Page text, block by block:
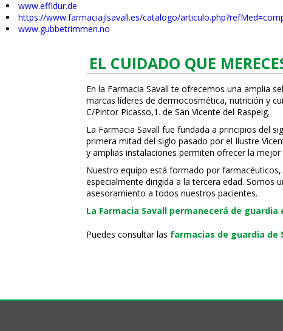
www.effidur.de
https://www.farmaciajlsavall.es/catalogo/
www.gubbetrimmen.no
EL CUIDADO QUE
En la Farmacia Savall te ofrecemos una amplia
marcas líderes de dermocosmética, nutrición y
C/Pintor Picasso,1. de San Vicente del Raspeig.
La Farmacia Savall fue fundada a principios del
primera mitad del siglo pasado por el Ilustre
y amplias instalaciones permiten ofrecer la
Nuestro equipo está formado por farmacéuticos,
especialmente dirigida a la tercera edad.
asesoramiento a todos nuestros pacientes.
La Farmacia Savall permanecerá de guardia
Puedes consultar las farmacias de guardia de